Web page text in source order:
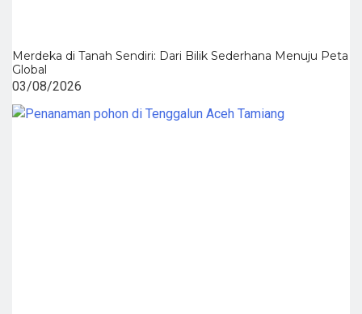
Merdeka di Tanah Sendiri: Dari Bilik Sederhana Menuju Peta
Global
03/08/2026